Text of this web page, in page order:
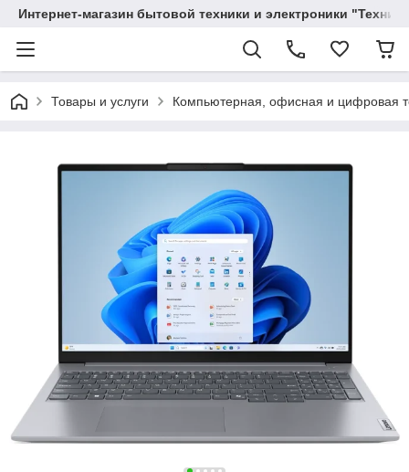
Интернет-магазин бытовой техники и электроники
Товары и услуги Компьютерная, офисная и цифровая